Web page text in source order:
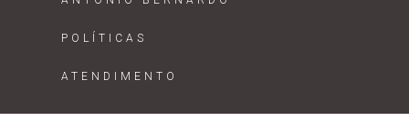
POLÍTICAS
ATENDIMENTO